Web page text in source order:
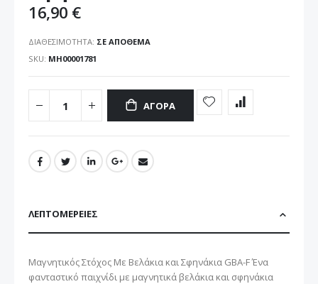
16,90 €
ΔΙΑΘΕΣΙΜΌΤΗΤΑ: ΣΕ ΑΠΌΘΕΜΑ
SKU ΜΗ00001781
ΑΓΟΡΆ
ΛΕΠΤΟΜΈΡΕΙΕΣ
Μαγνητικός Στόχος Με Βελάκια και Σφηνάκια GBA-F Ένα
φανταστικό παιχνίδι με μαγνητικά βελάκια και σφηνάκια